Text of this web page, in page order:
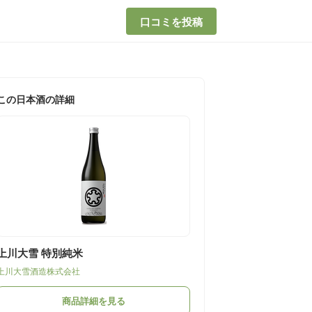
口コミを投稿
の日本酒の詳細
川大雪 特別純米
川大雪酒造株式会社
商品詳細を見る